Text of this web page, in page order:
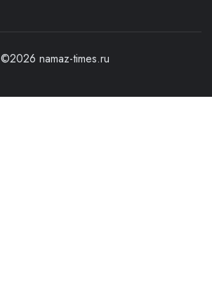
©2026 namaz-times.ru